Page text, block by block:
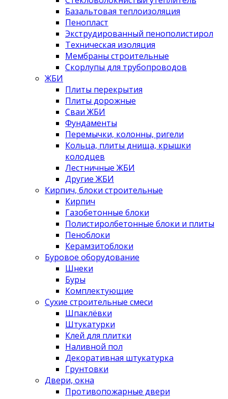
Базальтовая теплоизоляция
Пенопласт
Экструдированный пенополистирол
Техническая изоляция
Мембраны строительные
Скорлупы для трубопроводов
ЖБИ
Плиты перекрытия
Плиты дорожные
Сваи ЖБИ
Фундаменты
Перемычки, колонны, ригели
Кольца, плиты днища, крышки
колодцев
Лестничные ЖБИ
Другие ЖБИ
Кирпич, блоки строительные
Кирпич
Газобетонные блоки
Полистиролбетонные блоки и плиты
Пеноблоки
Керамзитоблоки
Буровое оборудование
Шнеки
Буры
Комплектующие
Сухие строительные смеси
Шпаклёвки
Штукатурки
Клей для плитки
Наливной пол
Декоративная штукатурка
Грунтовки
Двери, окна
Противопожарные двери